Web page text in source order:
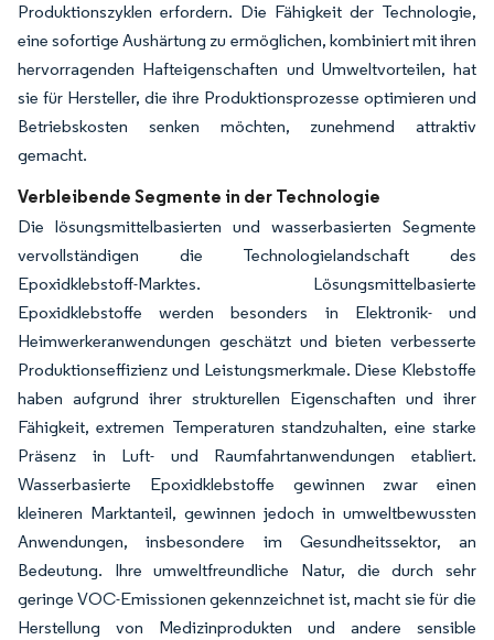
Produktionszyklen erfordern. Die Fähigkeit der Technologie,
eine sofortige Aushärtung zu ermöglichen, kombiniert mit ihren
hervorragenden Hafteigenschaften und Umweltvorteilen, hat
sie für Hersteller, die ihre Produktionsprozesse optimieren und
Betriebskosten senken möchten, zunehmend attraktiv
gemacht.
Verbleibende Segmente in der Technologie
Die lösungsmittelbasierten und wasserbasierten Segmente
vervollständigen die Technologielandschaft des
Epoxidklebstoff-Marktes. Lösungsmittelbasierte
Epoxidklebstoffe werden besonders in Elektronik- und
Heimwerkeranwendungen geschätzt und bieten verbesserte
Produktionseffizienz und Leistungsmerkmale. Diese Klebstoffe
haben aufgrund ihrer strukturellen Eigenschaften und ihrer
Fähigkeit, extremen Temperaturen standzuhalten, eine starke
Präsenz in Luft- und Raumfahrtanwendungen etabliert.
Wasserbasierte Epoxidklebstoffe gewinnen zwar einen
kleineren Marktanteil, gewinnen jedoch in umweltbewussten
Anwendungen, insbesondere im Gesundheitssektor, an
Bedeutung. Ihre umweltfreundliche Natur, die durch sehr
geringe VOC-Emissionen gekennzeichnet ist, macht sie für die
Herstellung von Medizinprodukten und andere sensible